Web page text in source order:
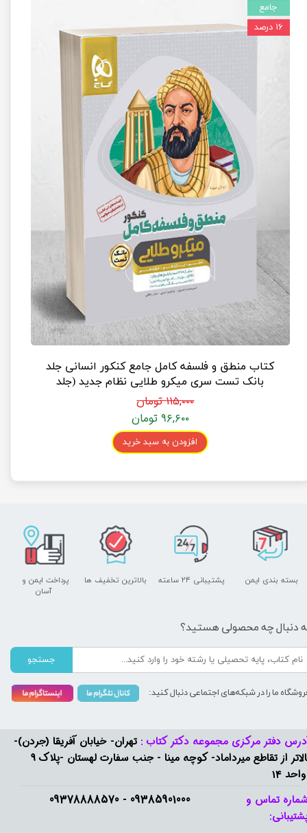
کتاب منطق و فلسفه کامل جامع کنکور انسانی جلد
بانک تست سری میکرو طلایی نظام جدید (جلد
بانک تست + پاسخنامه تشریحی)
۱۱۵,۰۰۰ تومان
۹۶,۶۰۰ تومان
افزودن به سبد خرید
جامع
۱۶ درصد
09385901000 - 09378888570​​​​​​​
دفتر مرکزی مجموعه دکتر کتاب : تهران- خیابان آفریقا (جردن)-
بالاتر از تقاطع میرداماد- کوچه مینا - جنب سفارت لهستان -پلاک 9
14
تماس و
پشتیبانی ۲۴ ساعته
پرداخت ایمن و ​​​​​​​
آسان
بسته بندی ایمن بالاترین تخفیف ها
دنبال چه محصولی هستید؟
جستجو
ما را در شبکه‌های اجتماعی دنبال کنید: